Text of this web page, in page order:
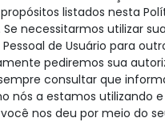
listados nesta
Se necessitarmos utilizar sua
de Usuário para
pediremos sua
consultar que
nós a estamos utilizando e
nos deu por meio do